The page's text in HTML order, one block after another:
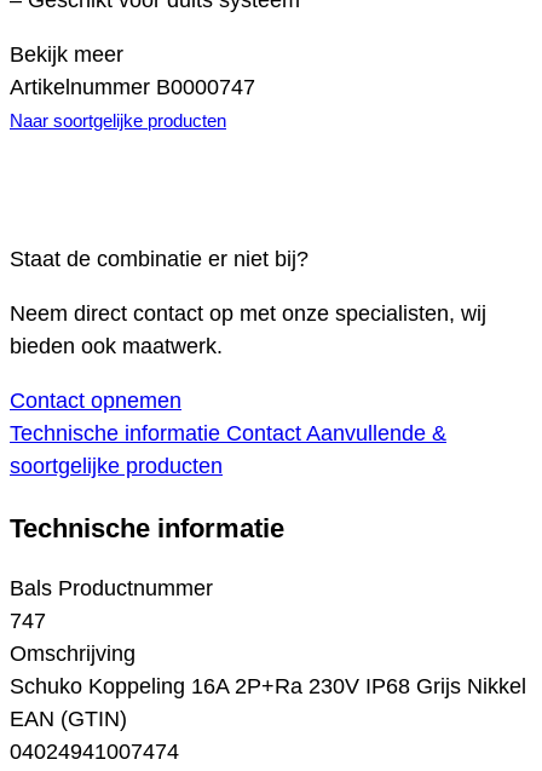
Bekijk meer
Artikelnummer B0000747
Naar soortgelijke producten
Staat de combinatie er niet bij?
Neem direct contact op met onze specialisten, wij
bieden ook maatwerk.
Contact opnemen
Technische informatie Contact Aanvullende &
soortgelijke producten
Technische informatie
Bals Productnummer
747
Omschrijving
Schuko Koppeling 16A 2P+Ra 230V IP68 Grijs Nikkel
EAN (GTIN)
04024941007474